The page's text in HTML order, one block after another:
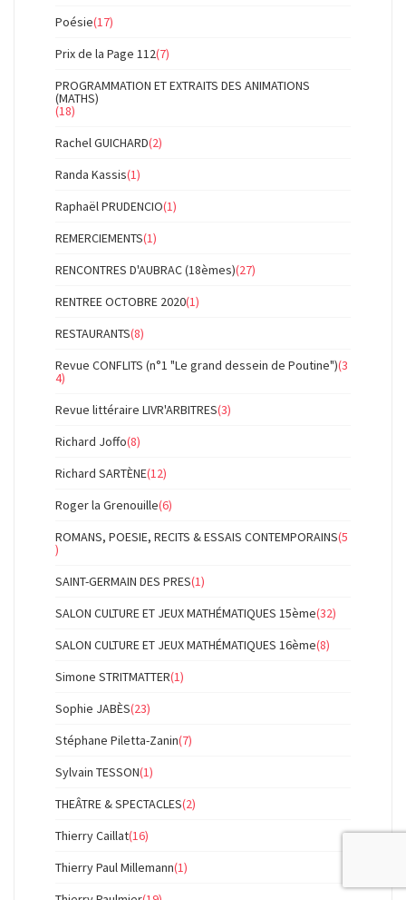
Poésie(17)
Prix de la Page 112(7)
PROGRAMMATION ET EXTRAITS DES ANIMATIONS
(MATHS)
(18)
Rachel GUICHARD(2)
Randa Kassis(1)
Raphaël PRUDENCIO(1)
REMERCIEMENTS(1)
RENCONTRES D'AUBRAC (18èmes)(27)
RENTREE OCTOBRE 2020(1)
RESTAURANTS(8)
Revue CONFLITS (n°1 "Le grand dessein de Poutine")(3
4)
Revue littéraire LIVR'ARBITRES(3)
Richard Joffo(8)
Richard SARTÈNE(12)
Roger la Grenouille(6)
ROMANS, POESIE, RECITS & ESSAIS CONTEMPORAINS(5
)
SAINT-GERMAIN DES PRES(1)
SALON CULTURE ET JEUX MATHÉMATIQUES 15ème(32)
SALON CULTURE ET JEUX MATHÉMATIQUES 16ème(8)
Simone STRITMATTER(1)
Sophie JABÈS(23)
Stéphane Piletta-Zanin(7)
Sylvain TESSON(1)
THEÂTRE & SPECTACLES(2)
Thierry Caillat(16)
Thierry Paul Millemann(1)